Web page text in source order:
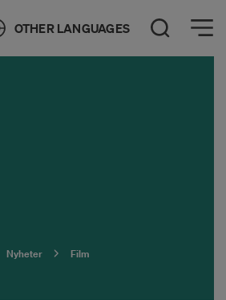
OTHER LANGUAGES Öppna sök
Öppna meny
Nyheter Film